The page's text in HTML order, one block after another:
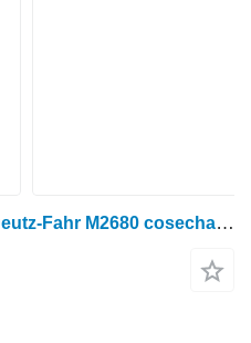
Anillo sincronizador para Deutz-Fahr M2680 cosechadora de cereales